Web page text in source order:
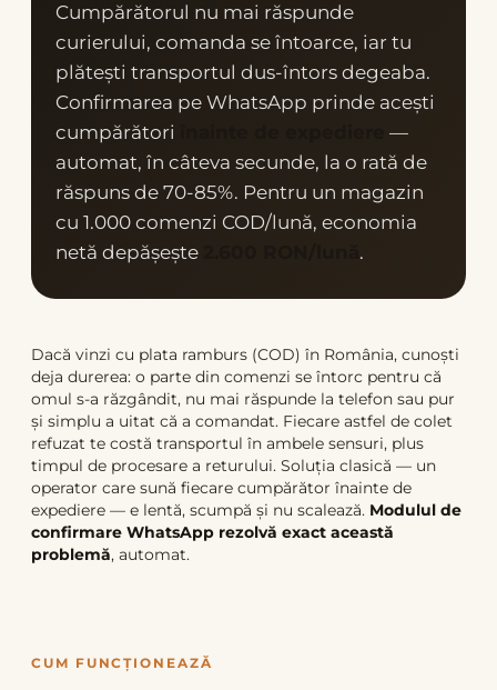
Cumpărătorul nu mai răspunde
curierului, comanda se întoarce, iar tu
plătești transportul dus-întors degeaba.
Confirmarea pe WhatsApp prinde acești
cumpărători
—
automat, în câteva secunde, la o rată de
răspuns de 70-85%. Pentru un magazin
cu 1.000 comenzi COD/lună, economia
netă depășește
.
Dacă vinzi cu plata ramburs (COD) în România, cunoști
deja durerea: o parte din comenzi se întorc pentru că
omul s-a răzgândit, nu mai răspunde la telefon sau pur
și simplu a uitat că a comandat. Fiecare astfel de colet
refuzat te costă transportul în ambele sensuri, plus
timpul de procesare a returului. Soluția clasică — un
operator care sună fiecare cumpărător înainte de
expediere — e lentă, scumpă și nu scalează. Modulul de
confirmare WhatsApp rezolvă exact această
problemă, automat.
CUM FUNCȚIONEAZĂ